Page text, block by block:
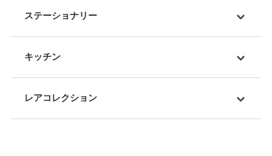
ステーショナリー
キッチン
レアコレクション